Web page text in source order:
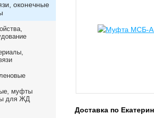
оконечные
муфты
для ЖД
Доставка по